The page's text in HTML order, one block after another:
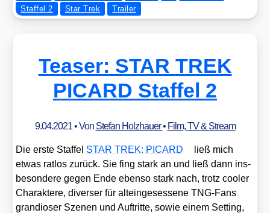
Staffel 2
Star Trek Trailer
Teaser: STAR TREK
PICARD Staffel 2
9.04.2021• Von Stefan Holzhauer• Film, TV & Stream
Die ers­te Staf­fel STAR TREK: PICARD
ließ mich
etwas rat­los zurück. Sie fing stark an und ließ dann ins­
be­son­de­re gegen Ende eben­so stark nach, trotz coo­ler
Cha­rak­te­re, diver­ser für alt­ein­ge­ses­se­ne TNG-Fans
gran­dio­ser Sze­nen und Auf­trit­te, sowie einem Set­ting,